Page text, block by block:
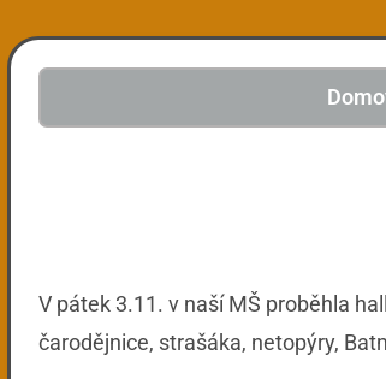
V pátek 3.11. v naší MŠ proběhla
čarodějnice, strašáka, netopýry,